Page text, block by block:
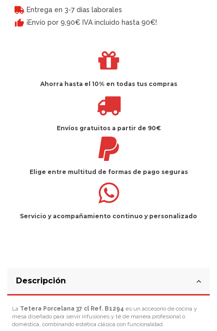
Entrega en 3-7 días laborales
¡Envío por 9,90€ IVA incluido hasta 90€!
Ahorra hasta el 10% en todas tus compras
Envíos gratuitos a partir de 90€
Elige entre multitud de formas de pago seguras
Servicio y acompañamiento continuo y personalizado
Descripción
La Tetera Porcelana 37 cl Ref. B1294 es un accesorio de cocina y
mesa diseñado para servir infusiones y té de manera profesional o
doméstica, combinando estética clásica con funcionalidad.